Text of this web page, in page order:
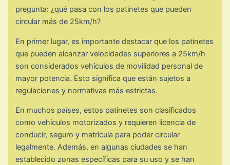
pregunta: ¿qué pasa con los patinetes que pueden
circular más de 25km/h?
En primer lugar, es importante destacar que los patinetes
que pueden alcanzar velocidades superiores a 25km/h
son considerados vehículos de movilidad personal de
mayor potencia. Esto significa que están sujetos a
regulaciones y normativas más estrictas.
En muchos países, estos patinetes son clasificados
como vehículos motorizados y requieren licencia de
conducir, seguro y matrícula para poder circular
legalmente. Además, en algunas ciudades se han
establecido zonas específicas para su uso y se han